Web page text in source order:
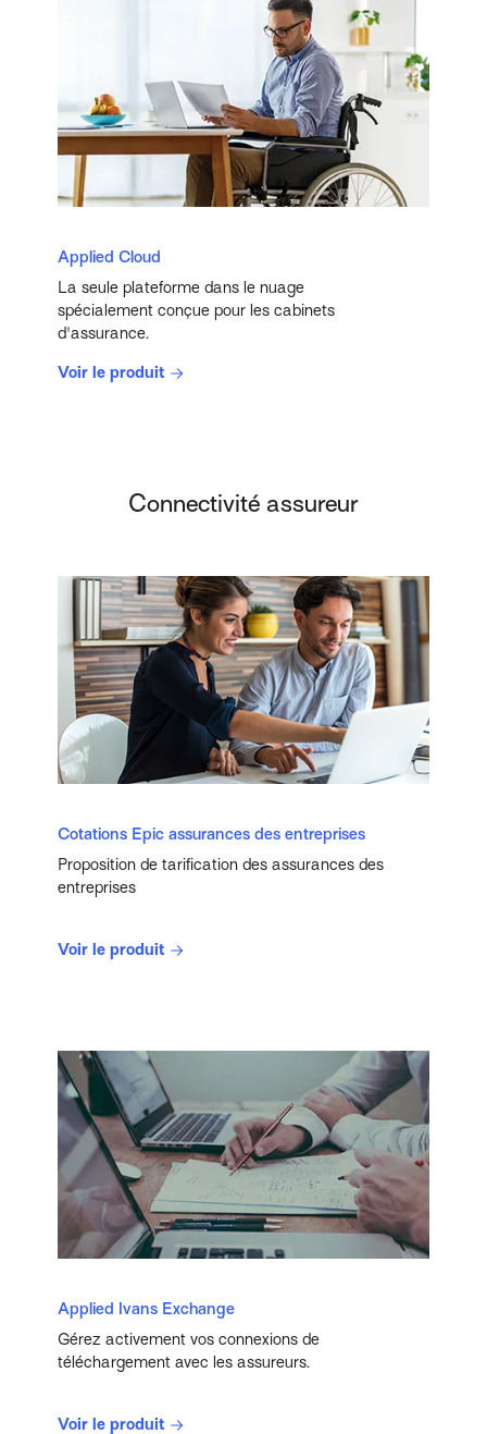
Applied Cloud
La seule plateforme dans le nuage
spécialement conçue pour les cabinets
d'assurance.
Voir le produit
Connectivité assureur
Cotations Epic assurances des entreprises
Proposition de tarification des assurances des
entreprises
Voir le produit
Applied Ivans Exchange
Gérez activement vos connexions de
téléchargement avec les assureurs.
Voir le produit